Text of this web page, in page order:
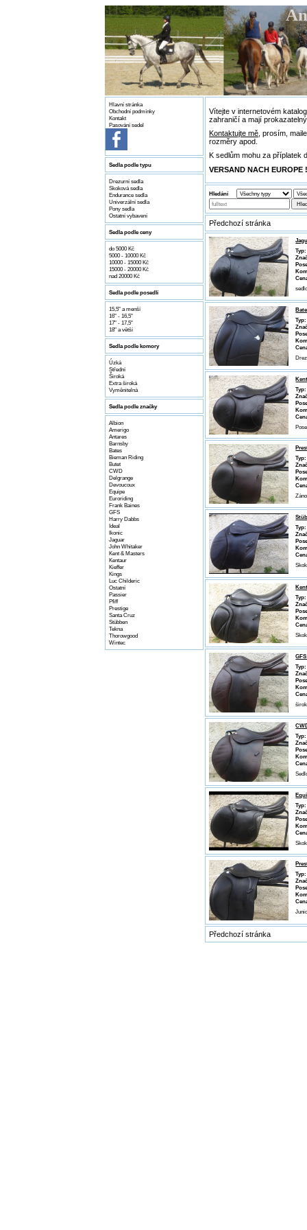
Hlavní stránka
Obchodní podmínky
Kontakt
Pasování sedel
Sedla podle typu
Drezurní sedla
Skoková sedla
Endurance sedla
Univerzální sedla
Pony sedla
Ostatní vybavení
Sedla podle ceny
do 5000 Kč
5000 - 10000 Kč
10000 - 15000 Kč
15000 - 20000 Kč
nad 20000 Kč
Sedla podle posedlí
15,5" a menší
16" - 16,5"
17" - 17,5"
18" a větší
Sedla podle komory
Úzká
Střední
Široká
Extra široká
Vyměnitelná
Sedla podle značky
Albion
Amerigo
Antares
Barnsby
Bates
Bieman Riding
Butet
CWD
Delgrange
Devoucoux
Equipe
Euroriding
Frank Baines
GFS
Harry Dabbs
Ideal
Ikonic
Jaguar
John Whitaker
Kent & Masters
Kentaur
Kieffer
Kings
Luc Childeric
Ostatní
Passier
Pfiff
Prestige
Santa Cruz
Stübben
Tekna
Thorowgood
Wintec
Vítejte v internetovém
zahraničí a mají
Kontaktujte mě , prosím,
rozměry apod.
K sedlům mohu za příplatek
VERSAND NACH EUROPE
Hledání
Předchozí stránka
Typ:
Typ:
Typ:
Typ:
Typ:
Typ:
Typ:
Typ:
Typ:
Typ:
Předchozí stránka